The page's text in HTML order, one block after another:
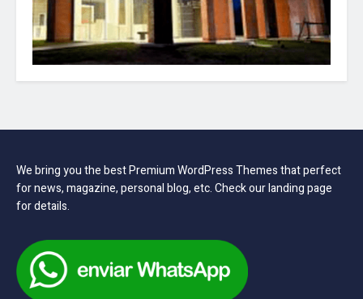
We bring you the best Premium WordPress Themes that perfect
for news, magazine, personal blog, etc. Check our landing page
for details.